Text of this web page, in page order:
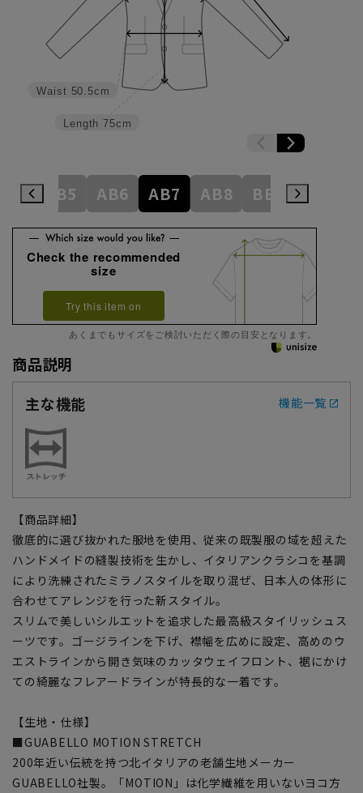
Length 75cm
Waist 50.5cm
AB5 AB6 AB7 AB8 BE3 BE4
Check the recommended
size
Try this item on
あくまでもサイズをご検討いただく際の目安となります。
商品説明
主な機能
機能一覧
【商品詳細】
徹底的に選び抜かれた服地を使用、従来の既製服の域を超えた
ハンドメイドの縫製技術を生かし、イタリアンクラシコを基調
により洗練されたミラノスタイルを取り混ぜ、日本人の体形に
合わせてアレンジを行った新スタイル。
スリムで美しいシルエットを追求した最高級スタイリッシュス
ーツです。ゴージラインを下げ、襟幅を広めに設定、高めのウ
エストラインから開き気味のカッタウェイフロント、裾にかけ
ての綺麗なフレアードラインが特長的な一着です。
【生地・仕様】
■GUABELLO MOTION STRETCH
200年近い伝統を持つ北イタリアの老舗生地メーカー
GUABELLO社製。「MOTION」は化学繊維を用いないヨコ方